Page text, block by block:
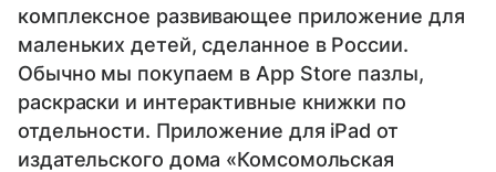
комплексное развивающее приложение для
маленьких детей, сделанное в России.
Обычно мы покупаем в App Store пазлы,
раскраски и интерактивные книжки по
отдельности. Приложение для iPad от
издательского дома «Комсомольская